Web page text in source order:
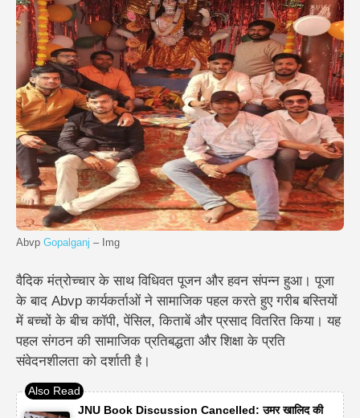
Abvp Gopalganj – Img
वैदिक मंत्रोच्चार के साथ विधिवत पूजन और हवन संपन्न हुआ।पूजा
के बाद Abvp कार्यकर्ताओं ने सामाजिक पहल करते हुए गरीब बस्तियों
में बच्चों के बीच कॉपी, पेंसिल, किताबें और प्रसाद वितरित किया। यह
पहल संगठन की सामाजिक प्रतिबद्धता और शिक्षा के प्रति
संवेदनशीलता को दर्शाती है।
JNU Book Discussion Cancelled: उमर खालिद की